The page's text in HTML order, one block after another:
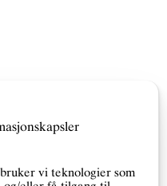
balkong​
vi teknologier som